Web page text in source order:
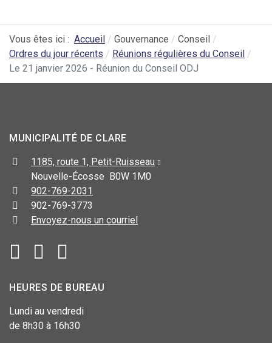
Vous êtes ici : Accueil Gouvernance
Conseil
Ordres du jour récents
Réunions régulières du Conseil
Le 21 janvier 2026 - Réunion du Conseil ODJ
MUNICIPALITÉ DE CLARE
1185, route 1, Petit-Ruisseau
Nouvelle-Écosse B0W 1M0
902-769-2031
902-769-3773
Envoyez-nous un courriel
HEURES DE BUREAU
Lundi au vendredi
de 8h30 à 16h30